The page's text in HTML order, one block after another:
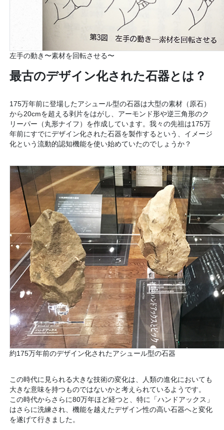
左手の動き〜素材を回転させる〜
最古のデザイン化された石器とは？
175万年前に登場したアシュール型の石器は大型の素材（原石）
から20cmを超える剥片をはがし、アーモンド形や逆三角形のク
リーパー（丸形ナイフ）を作成しています。我々の先祖は175万
年前にすでにデザイン化された石器を製作するという、イメージ
化という流動的認知機能を使い始めていたのでしょうか？
約175万年前のデザイン化されたアシュール型の石器
この時代に見られる大きな技術の変化は、人類の進化においても
大きな意味を持つものではないかと考えられているようです。
この時代からさらに80万年ほど経つと、特に「ハンドアックス」
はさらに洗練され、機能を越えたデザイン性の高い石器へと変化
を遂げて行きました。